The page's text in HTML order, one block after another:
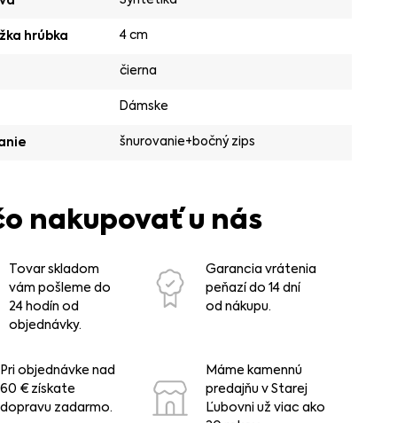
hrúbka 4 cm
čierna
Dámske
šnurovanie+bočný zips
nakupovať u nás
Tovar skladom
vám pošleme do
24 hodín od
objednávky.
Garancia vrátenia
peňazí do 14 dní
od nákupu.
Pri objednávke nad
60 € získate
dopravu zadarmo.
Máme kamennú
predajňu v Starej
Ľubovni už viac ako